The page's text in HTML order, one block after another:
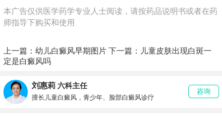
本广告仅供医学药学专业人士阅读，请按药品说明书或者在药
师指导下购买和使用
上一篇： 幼儿白癜风早期图片 下一篇：
儿童皮肤出现白斑一
定是白癜风吗
刘惠莉 六科主任
擅长儿童白癜风，青少年、脸部白癜风诊疗
咨询